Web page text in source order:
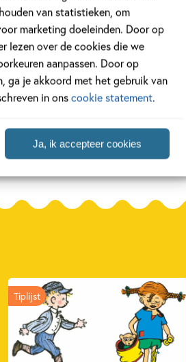
van statistieken, om
marketing doeleinden. Door op
lezen over de cookies die we
aanpassen. Door op
ga je akkoord met het gebruik van
in onscookie statement.
Ja, ik accepteer cookies
–
Veilig leren lezen –
Koeien te koop!
Jolanda Horsten, Barbara
13,99
Tiplijst